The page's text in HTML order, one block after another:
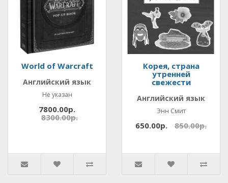
World of Warcraft
Английский язык
Не указан
7800.00р.
8300.00р.
Корея, страна
утренней
свежести
Английский язык
Энн Смит
650.00р. 850.00р.